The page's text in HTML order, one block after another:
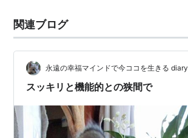
関連ブログ
永遠の幸福マインドで今ココを生きる diary
スッキリと機能的との狭間で